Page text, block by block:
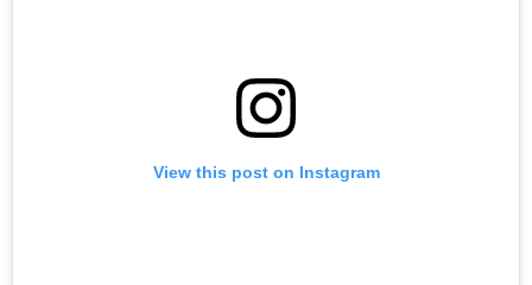
View this post on Instagram